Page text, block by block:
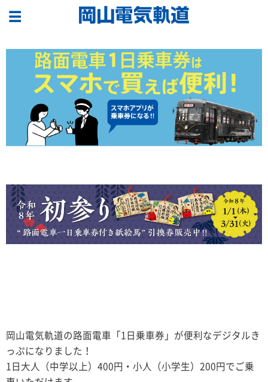
岡山電気軌道の路面電車「1日乗車券」が便利なデジタルき
っぷになりました！
1日大人（中学以上）400円・小人（小学生）200円でご乗